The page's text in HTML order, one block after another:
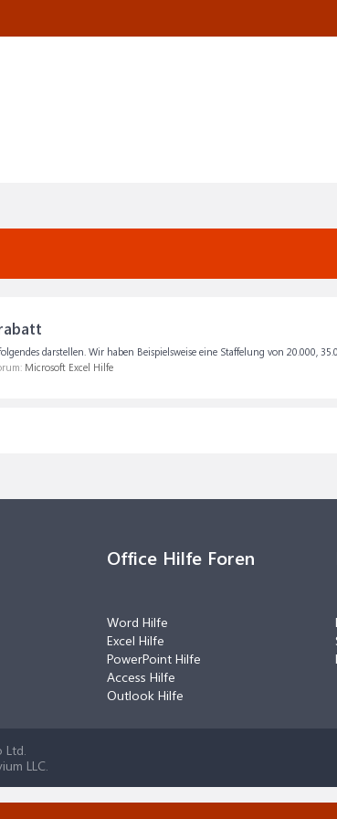
darstellen. Wir haben Beispielsweise eine Staffelung von 20.000,
Microsoft Excel Hilfe
Office Hilfe Foren
Word Hilfe
Excel Hilfe
PowerPoint Hilfe
Access Hilfe
Outlook Hilfe
Ltd.
LLC.